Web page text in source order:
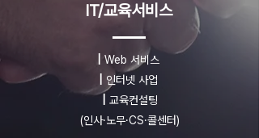
IT/교육서비스
Web 서비스
인터넷 사업
교육컨설팅
(인사·노무·CS·콜센터)